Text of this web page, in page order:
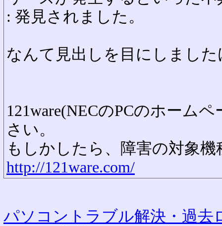
: 発見されました。
なんて見出しを目にしまし
121ware(NECのPCのホーム
さい。
もしかしたら、障害の対象
http://121ware.com/
パソコントラブル解決・過去